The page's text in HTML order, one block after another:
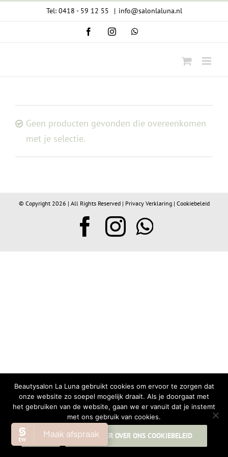
Tel: 0418 - 59 12 55 | info@salonlaluna.nl
FacebookInstagramWhatsApp
Geen producten gevonden die overeenkomen
met je selectie.
© Copyright 2026 | All Rights Reserved | Privacy Verklaring| Cookiebeleid
Facebook
Instagram
Beautysalon La Luna gebruikt cookies om ervoor te zorgen dat
onze website zo soepel mogelijk draait. Als je doorgaat met
het gebruiken van de website, gaan we er vanuit dat je instemt
met ons gebruik van cookies.
OK LEES MEER OVER ONS COOKIEBELEID